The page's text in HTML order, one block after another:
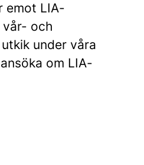
emot LIA-
vår- och
under våra
om LIA-